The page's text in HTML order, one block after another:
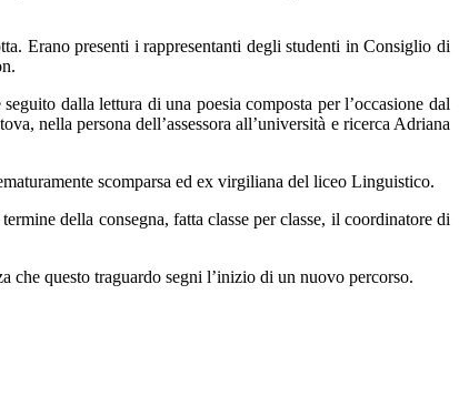
Erano presenti i rappresentanti degli studenti in Consiglio di
dalla lettura di una poesia composta per l’occasione dal
nella persona dell’assessora all’università e ricerca Adriana
scomparsa ed ex virgiliana del liceo Linguistico.
della consegna, fatta classe per classe, il coordinatore di
che questo traguardo segni l’inizio di un nuovo percorso.